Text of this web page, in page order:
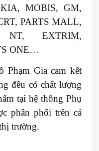
MOBIS, GM,
PARTS MALL,
NT, EXTRIM,
ONE…
Phạm Gia cam kết
đều có chất lượng
tại hệ thống Phụ
phân phối trên cả
trường.